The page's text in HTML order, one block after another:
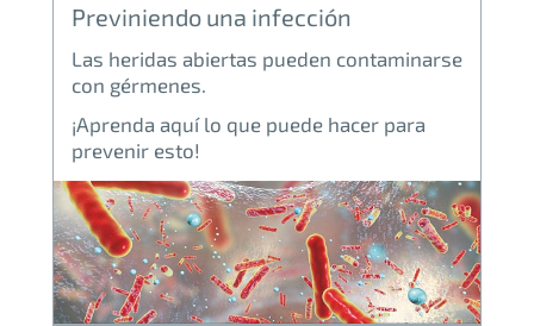
Previniendo una infección
Las heridas abiertas pueden contaminarse
con gérmenes.
¡Aprenda aquí lo que puede hacer para
prevenir esto!